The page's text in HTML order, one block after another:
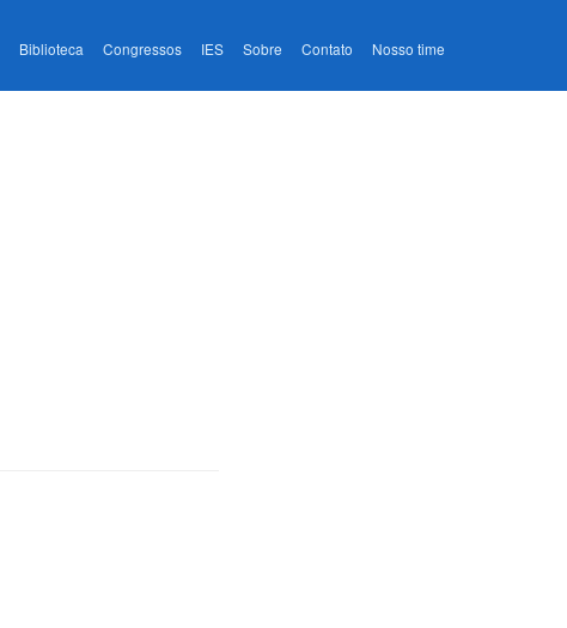
Biblioteca Congressos IES Sobre Contato Nosso time